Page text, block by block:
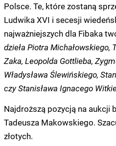
Polsce. Te, które zostaną
Ludwika XVI i secesji
najważniejszych dla Fibaka
dzieła Piotra Michałowskiego,
Zaka, Leopolda Gottlieba,
Władysława Ślewińskiego,
czy Stanisława Ignacego
Najdroższą pozycją na aukcji
Tadeusza Makowskiego.
złotych.